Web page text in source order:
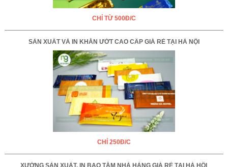
CHỈ TỪ 500Đ/C
SẢN XUẤT VÀ IN KHĂN ƯỚT CAO CẤP GIÁ RẺ TẠI HÀ NỘI
CHỈ 250Đ/C
XƯỞNG SẢN XUẤT, IN BAO TĂM NHÀ HÀNG GIÁ RẺ TẠI HÀ HỘI